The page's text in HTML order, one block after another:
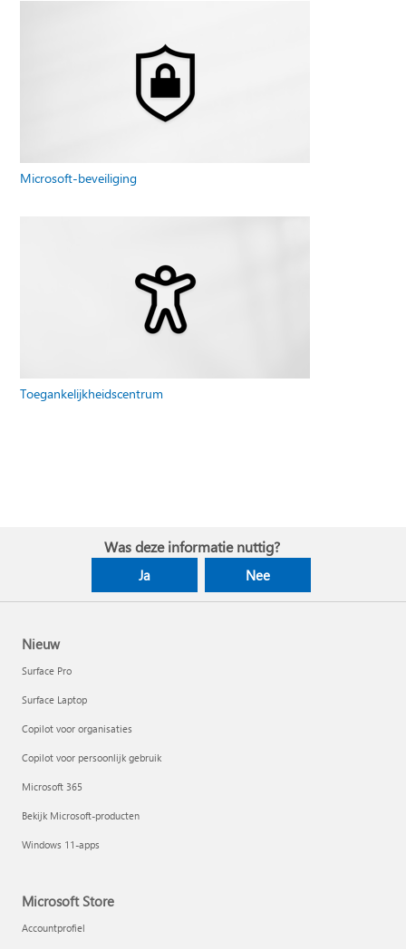
Microsoft-beveiliging
Toegankelijkheidscentrum
Was deze informatie nuttig?
Ja Nee
Nieuw
Surface Pro
Surface Laptop
Copilot voor organisaties
Copilot voor persoonlijk gebruik
Microsoft 365
Bekijk Microsoft-producten
Windows 11-apps
Microsoft Store
Accountprofiel